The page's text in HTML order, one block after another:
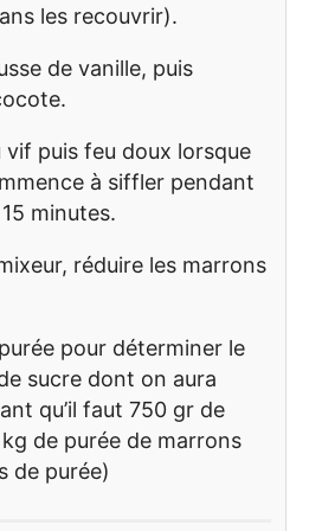
les recouvrir).
de vanille, puis
vif puis feu doux lorsque
à siffler pendant
minutes.
mixeur, réduire les marrons
pour déterminer le
sucre dont on aura
qu’il faut 750 gr de
de purée de marrons
de purée)